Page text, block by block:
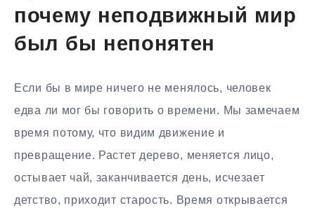
почему неподвижный мир
был бы непонятен
Если бы в мире ничего не менялось, человек
едва ли мог бы говорить о времени. Мы замечаем
время потому, что видим движение и
превращение. Растет дерево, меняется лицо,
остывает чай, заканчивается день, исчезает
детство, приходит старость. Время открывается